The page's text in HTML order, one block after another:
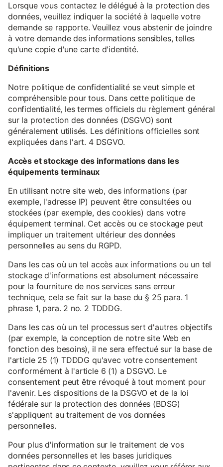
Lorsque vous contactez le délégué à la protection des
données, veuillez indiquer la société à laquelle votre
demande se rapporte. Veuillez vous abstenir de joindre
à votre demande des informations sensibles, telles
qu'une copie d'une carte d'identité.
Définitions
Notre politique de confidentialité se veut simple et
compréhensible pour tous. Dans cette politique de
confidentialité, les termes officiels du règlement général
sur la protection des données (DSGVO) sont
généralement utilisés. Les définitions officielles sont
expliquées dans l'art. 4 DSGVO.
Accès et stockage des informations dans les
équipements terminaux
En utilisant notre site web, des informations (par
exemple, l'adresse IP) peuvent être consultées ou
stockées (par exemple, des cookies) dans votre
équipement terminal. Cet accès ou ce stockage peut
impliquer un traitement ultérieur des données
personnelles au sens du RGPD.
Dans les cas où un tel accès aux informations ou un tel
stockage d'informations est absolument nécessaire
pour la fourniture de nos services sans erreur
technique, cela se fait sur la base du § 25 para. 1
phrase 1, para. 2 no. 2 TDDDG.
Dans les cas où un tel processus sert d'autres objectifs
(par exemple, la conception de notre site Web en
fonction des besoins), il ne sera effectué sur la base de
l'article 25 (1) TDDDG qu'avec votre consentement
conformément à l'article 6 (1) a DSGVO. Le
consentement peut être révoqué à tout moment pour
l'avenir. Les dispositions de la DSGVO et de la loi
fédérale sur la protection des données (BDSG)
s'appliquent au traitement de vos données
personnelles.
Pour plus d'information sur le traitement de vos
données personnelles et les bases juridiques